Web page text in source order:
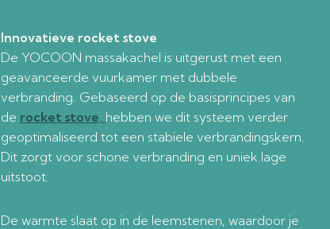
Innovatieve rocket stove
De YOCOON massakachel is uitgerust met een
geavanceerde vuurkamer met dubbele
verbranding. Gebaseerd op de basisprincipes van
de rocket stove, hebben we dit systeem verder
geoptimaliseerd tot een stabiele verbrandingskern.
Dit zorgt voor schone verbranding en uniek lage
uitstoot.
De warmte slaat op in de leemstenen, waardoor je